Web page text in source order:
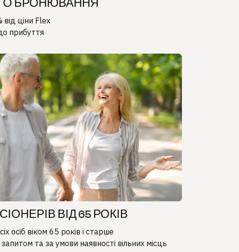
БРОНЮВАННЯ
ціни Flex
прибуття
ВІД 65 РОКІВ
осіб віком 65 років і старше
та за умови наявності вільних місць